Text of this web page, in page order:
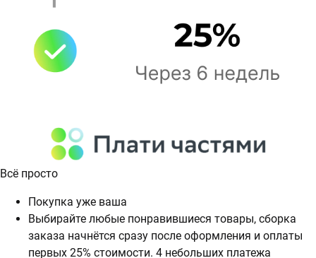
Всё просто
Покупка уже ваша
Выбирайте любые понравившиеся товары, сборка
заказа начнётся сразу после оформления и оплаты
первых 25% стоимости. 4 небольших платежа